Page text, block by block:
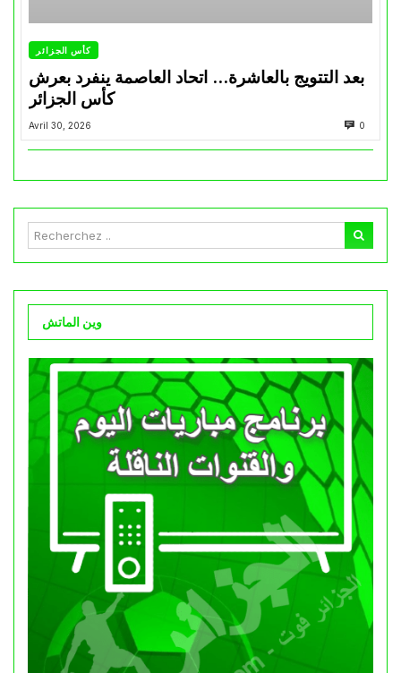
كأس الجزائر
بعد التتويج بالعاشرة… اتحاد العاصمة ينفرد بعرش
كأس الجزائر
Avril 30, 2026 0
وين الماتش